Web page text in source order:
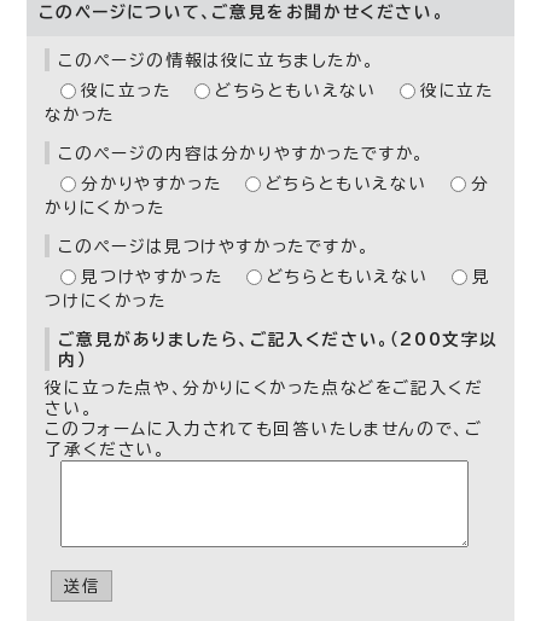
このページについて、ご意見をお聞かせください。
このページの情報は役に立ちましたか。
役に立った
どちらともいえない
役に立た
なかった
このページの内容は分かりやすかったですか。
分かりやすかった
どちらともいえない
分
かりにくかった
このページは見つけやすかったですか。
見つけやすかった
どちらともいえない
見
つけにくかった
ご意見がありましたら、ご記入ください。（200文字以
内）
役に立った点や、分かりにくかった点などをご記入くだ
さい。
このフォームに入力されても回答いたしませんので、ご
了承ください。
送信